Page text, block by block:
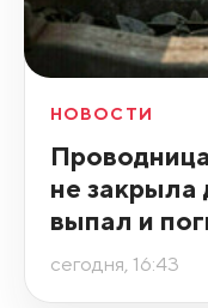
НОВОСТИ
не закрыла
выпал и
сегодня, 16:43